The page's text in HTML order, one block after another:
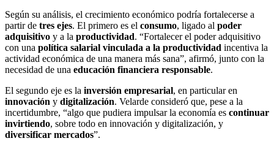
Según su análisis, el crecimiento económico podría fortalecerse a
partir de tres ejes. El primero es el consumo, ligado al poder
adquisitivo y a la productividad. “Fortalecer el poder adquisitivo
con una política salarial vinculada a la productividad incentiva la
actividad económica de una manera más sana”, afirmó, junto con la
necesidad de una educación financiera responsable.
El segundo eje es la inversión empresarial, en particular en
innovación y digitalización. Velarde consideró que, pese a la
incertidumbre, “algo que pudiera impulsar la economía es continuar
invirtiendo, sobre todo en innovación y digitalización, y
diversificar mercados”.